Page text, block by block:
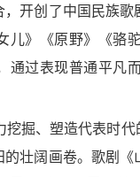
开创了中国民族
儿》《原野》《骆
通过表现普通平凡
掘、塑造代表时
壮阔画卷。歌剧